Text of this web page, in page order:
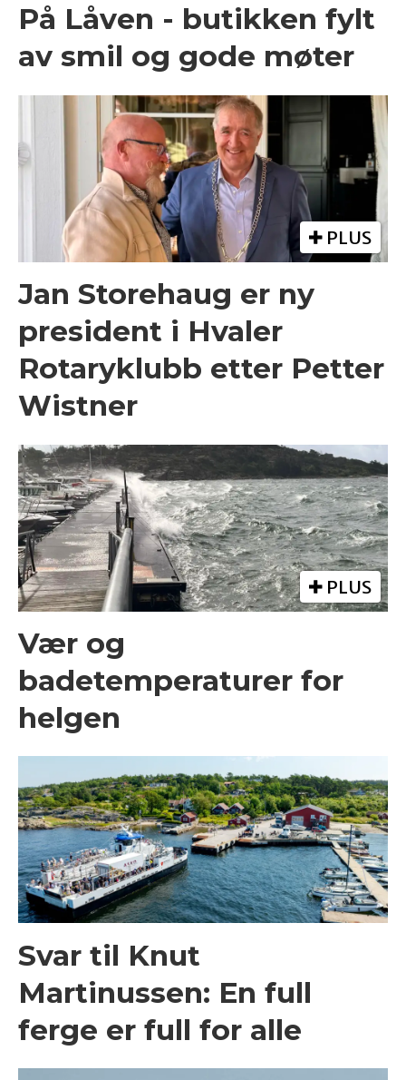
På Låven - butikken fylt
av smil og gode møter
PLUS
Jan Storehaug er ny
president i Hvaler
Rotaryklubb etter Petter
Wistner
PLUS
Vær og
badetemperaturer for
helgen
Svar til Knut
Martinussen: En full
ferge er full for alle